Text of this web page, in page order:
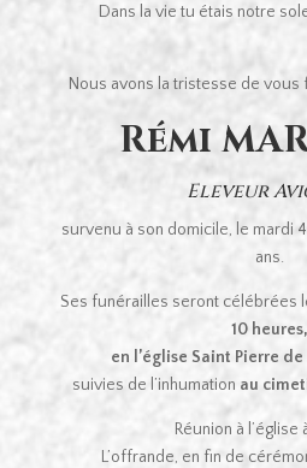
Dans la vie tu étais notre
Nous avons la tristesse de
Rémi
Eleveur
survenu à son domicile, le mardi
ans.
Ses funérailles seront célébrées
10 heures,
en l’église Saint Pierre de
suivies de l’inhumation au
Réunion à l’église
L’offrande, en fin de